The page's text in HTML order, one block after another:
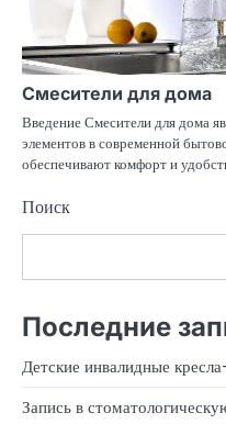
Смесители для дома
Введение Смесители для дома
элементов в современной
обеспечивают комфорт и
Поиск
Последние
Детские инвалидные
Запись в